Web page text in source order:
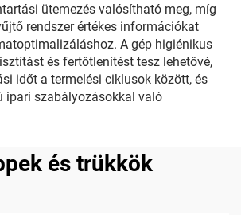
ütemezés valósítható meg, míg
rendszer értékes információkat
A gép higiénikus
és fertőtlenítést tesz lehetővé,
időt a termelési ciklusok között, és
ipari szabályozásokkal való
és trükkök